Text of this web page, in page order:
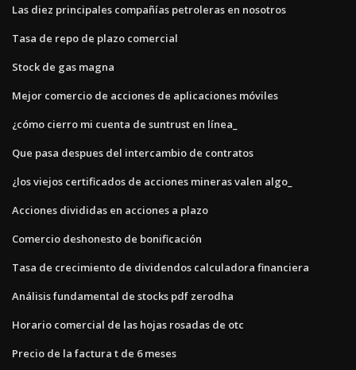
Las diez principales compañías petroleras en nosotros
Tasa de repo de plazo comercial
Stock de gas magna
Mejor comercio de acciones de aplicaciones móviles
¿cómo cierro mi cuenta de suntrust en línea_
Que pasa despues del intercambio de contratos
¿los viejos certificados de acciones mineras valen algo_
Acciones divididas en acciones a plazo
Comercio deshonesto de bonificación
Tasa de crecimiento de dividendos calculadora financiera
Análisis fundamental de stocks pdf zerodha
Horario comercial de las hojas rosadas de otc
Precio de la factura t de 6 meses